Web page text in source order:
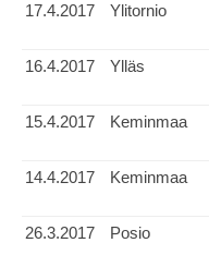
17.4.2017 Ylitornio
16.4.2017 Ylläs
15.4.2017 Keminmaa
14.4.2017 Keminmaa
26.3.2017 Posio